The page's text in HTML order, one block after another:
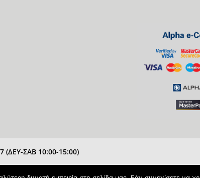
ΣΑΒ 10:00-15:00)